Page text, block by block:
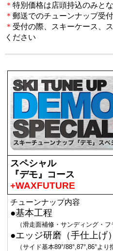
＊ 特別価格は店頭持込のみと
＊ 郵送でのチューンナップ受
＊ 受付の際、スキーケース、
ください
スペシャル
『デモ』コース
+WAXFUTURE
チューンナップ内容
●基本工程
（滑走面補修・サンディング・フ
●エッジ研磨（手仕上げ）
（サイド基本89°/88°,87°,86°より